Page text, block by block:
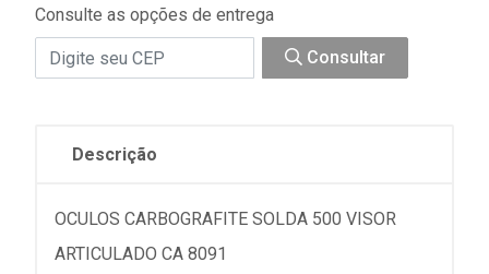
Consulte as opções de entrega
Consultar
Descrição
OCULOS CARBOGRAFITE SOLDA 500 VISOR
ARTICULADO CA 8091